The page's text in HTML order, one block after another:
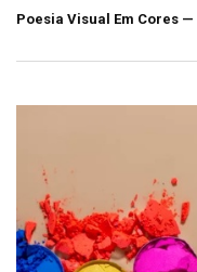
Poesia Visual Em Cores